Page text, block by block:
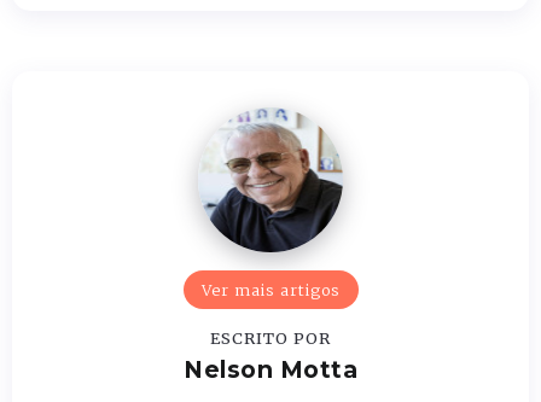
Ver mais artigos
ESCRITO POR
Nelson Motta